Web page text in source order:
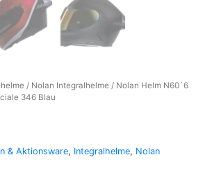
/ Nolan Integralhelme / Nolan Helm N60´6
346 Blau
& Aktionsware, Integralhelme, Nolan